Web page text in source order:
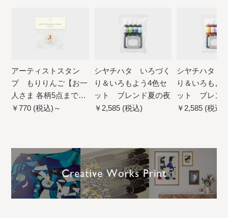
アーティストスタン
プ もりりんご【お一
人さま 各柄5点まで／
ネコポス不可】
￥770 (税込)～
シヤチハタ いろづく
り＆いろもよう4色セ
ット ブレンド夏の夜
￥2,585 (税込)
シヤチハタ
り＆いろもよ
ット ブレン
￥2,585 (税込)